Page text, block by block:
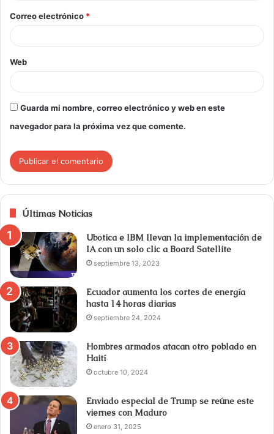
Correo electrónico *
Web
Guarda mi nombre, correo electrónico y web en este
navegador para la próxima vez que comente.
Últimas Noticias
Ubotica e IBM llevan la implementación de
IA con un solo clic a Board Satellite
septiembre 13, 2023
Ecuador aumenta los cortes de energía
hasta 14 horas diarias
septiembre 24, 2024
Hombres armados atacan otro poblado en
Haití
octubre 10, 2024
Enviado especial de Trump se reúne este
viernes con Maduro
enero 31, 2025